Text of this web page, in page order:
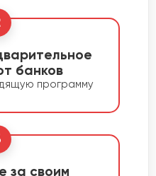
банков
программу
за своим